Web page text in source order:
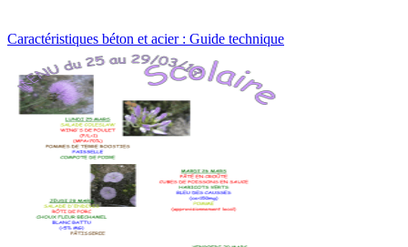
Caractéristiques béton et acier : Guide technique